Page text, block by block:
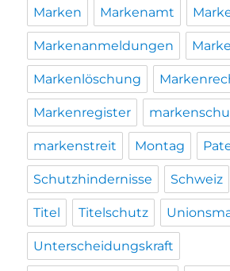
Marken Markenamt
Markenanmeldungen
Markenlöschung
Markenregister
markenstreit Montag
Schutzhindernisse Schweiz
Titel Titelschutz
Unterscheidungskraft